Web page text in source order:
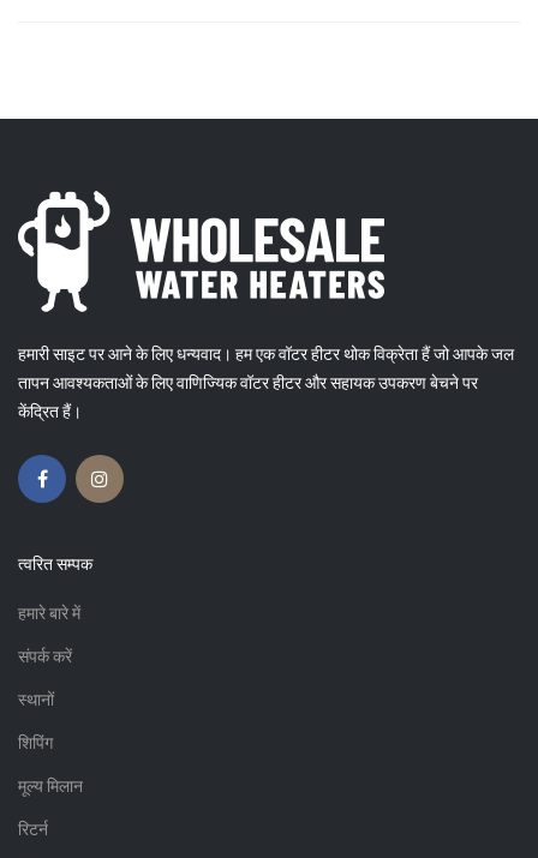
हमारी साइट पर आने के लिए धन्यवाद। हम एक वॉटर हीटर थोक विक्रेता हैं जो आपके जल
तापन आवश्यकताओं के लिए वाणिज्यिक वॉटर हीटर और सहायक उपकरण बेचने पर
केंद्रित हैं।
त्वरित सम्पक
हमारे बारे में
संपर्क करें
स्थानों
शिपिंग
मूल्य मिलान
रिटर्न